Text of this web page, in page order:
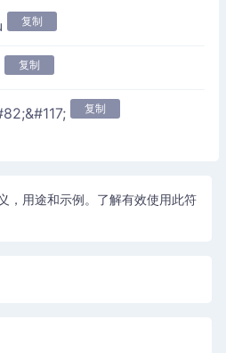
复制
复制
复制
，用途和示例。了解有效使用此符